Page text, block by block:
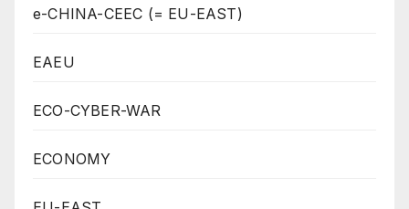
e-CHINA-CEEC (= EU-EAST)
EAEU
ECO-CYBER-WAR
ECONOMY